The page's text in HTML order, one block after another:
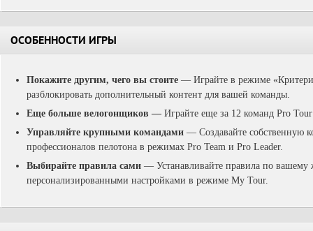
ОСОБЕННОСТИ ИГРЫ
Покажите другим, чего вы стоите — Играйте в режиме
разблокировать дополнительный контент для вашей команды.
Еще больше велогонщиков — Играйте еще за 12 команд Pro
Управляйте крупными командами — Создавайте собственную
профессионалов пелотона в режимах Pro Team и Pro Leader.
Выбирайте правила сами — Устанавливайте правила по
персонализированными настройками в режиме My Tour.